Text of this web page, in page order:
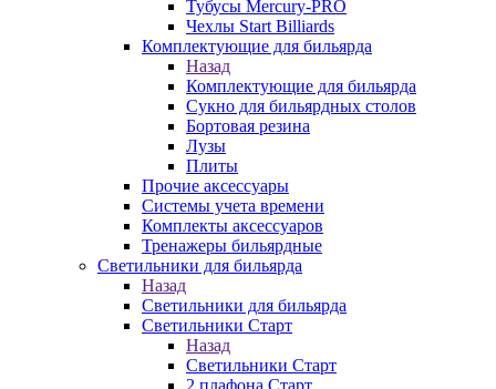
Тубусы Mercury-PRO
Чехлы Start Billiards
Комплектующие для бильярда
Назад
Комплектующие для бильярда
Сукно для бильярдных столов
Бортовая резина
Лузы
Плиты
Прочие аксессуары
Системы учета времени
Комплекты аксессуаров
Тренажеры бильярдные
Светильники для бильярда
Назад
Светильники для бильярда
Светильники Старт
Назад
Светильники Старт
2 плафона Старт